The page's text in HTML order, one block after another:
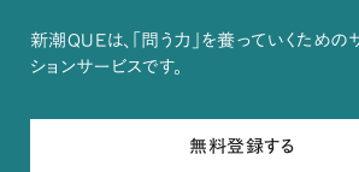
新潮QUEは、「問う力」を養っていくための
ションサービスです。
無料登録する